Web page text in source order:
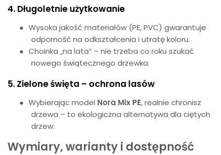
4. Długoletnie użytkowanie
● Wysoka jakość materiałów (PE, PVC) gwarantuje
odporność na odkształcenia i utratę koloru.
● Choinka „na lata” – nie trzeba co roku szukać
nowego świątecznego drzewka.
5. Zielone święta – ochrona lasów
● Wybierając model Nora Mix PE, realnie chronisz
drzewa – to ekologiczna alternatywa dla ciętych
drzew.
Wymiary, warianty i dostępność